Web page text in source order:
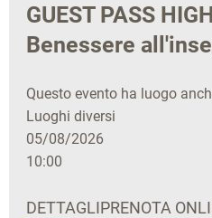
GUEST PASS
Benessere
Questo evento ha luogo
Luoghi diversi
05/08/2026
10:00
DETTAGLIPRENOTA